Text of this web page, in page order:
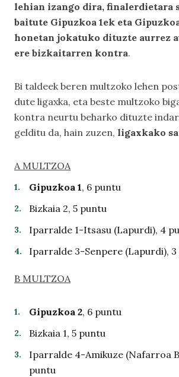
lehian izango dira, finalerdietara
baitute Gipuzkoa 1ek eta
honetan jokatuko dituzte aurrez
ere bizkaitarren kontra.
Bi taldeek beren multzoko lehen
dute ligaxka, eta beste multzoko
kontra neurtu beharko dituzte
gelditu da, hain zuzen, ligaxkako
A MULTZOA
Gipuzkoa 1, 6 puntu
Bizkaia 2, 5 puntu
Iparralde 1-Itsasu (Lapurdi), 4
Iparralde 3-Senpere (Lapurdi),
B MULTZOA
Gipuzkoa 2, 6 puntu
Bizkaia 1, 5 puntu
Iparralde 4-Amikuze (Nafarroa
puntu